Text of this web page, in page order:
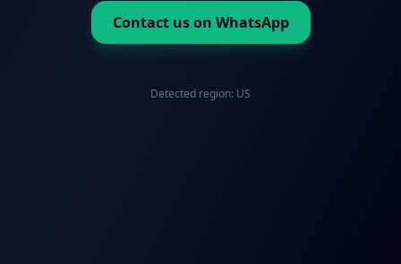
Contact us on WhatsApp
Detected region: US